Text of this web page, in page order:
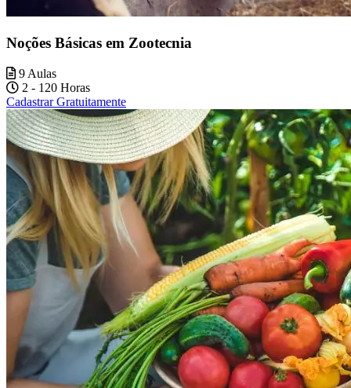
Noções Básicas em Zootecnia
9 Aulas
2 - 120 Horas
Cadastrar Gratuitamente